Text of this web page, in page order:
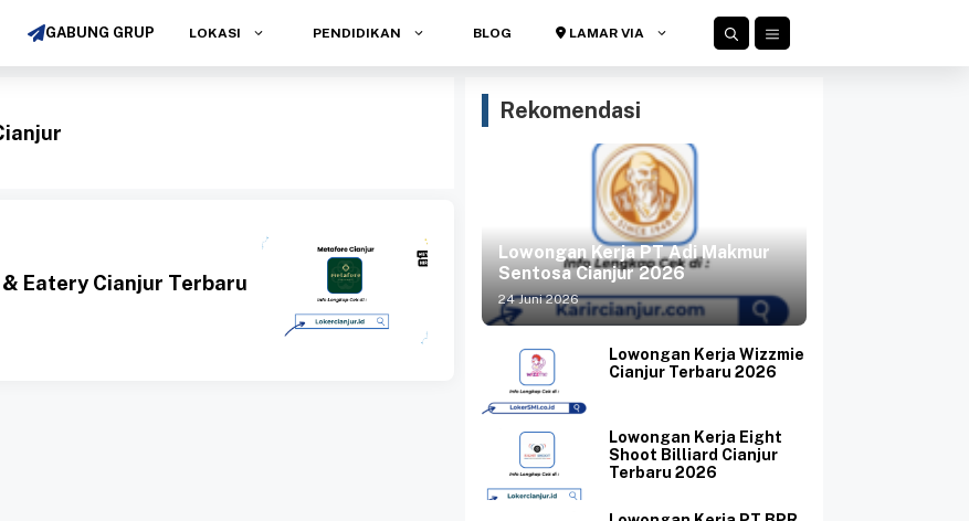
GABUNG GRUP LOKASI PENDIDIKAN BLOG LAMAR VIA
Eatery Cianjur Terbaru
Rekomendasi
Lowongan Kerja PT Adi Makmur
Sentosa Cianjur 2026
24 Juni 2026
Lowongan Kerja Wizzmie
Cianjur Terbaru 2026
Lowongan Kerja Eight
Shoot Billiard Cianjur
Terbaru 2026